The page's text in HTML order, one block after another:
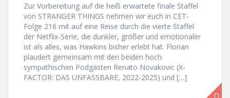
Zur Vorbereitung auf die heiß erwartete finale Staffel
von STRANGER THINGS nehmen wir euch in CET-
Folge 216 mit auf eine Reise durch die vierte Staffel
der Netflix-Serie, die dunkler, größer und emotionaler
ist als alles, was Hawkins bisher erlebt hat. Florian
plaudert gemeinsam mit den beiden hoch
sympathischen Podgästen Renato Novakovic (X-
FACTOR: DAS UNFASSBARE, 2022-2025) und […]